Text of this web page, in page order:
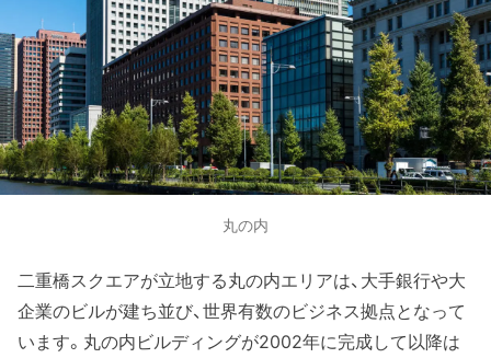
丸の内
二重橋スクエアが立地する丸の内エリアは、大手銀行や大
企業のビルが建ち並び、世界有数のビジネス拠点となって
います。丸の内ビルディングが2002年に完成して以降は